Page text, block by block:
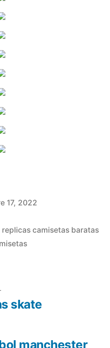
17, 2022
replicas camisetas baratas
manchester
Entrada
siguiente:
skate